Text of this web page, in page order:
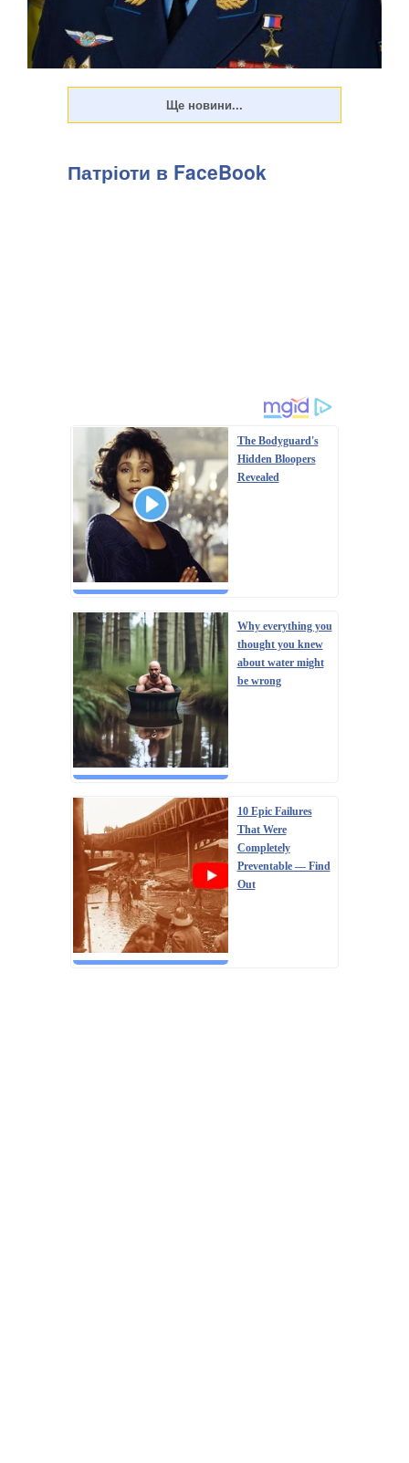
Патріоти в FaceBook
The Bodyguard's
Hidden Bloopers
Revealed
Why everything you
thought you knew
about water might
be wrong
10 Epic Failures
That Were
Completely
Preventable — Find
Out